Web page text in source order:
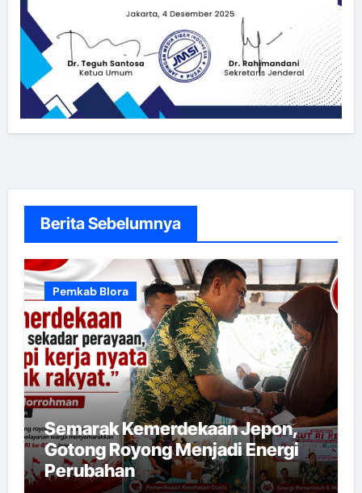
Berita Sebelumnya
Pemkab Blora
Semarak Kemerdekaan Jepon,
Gotong Royong Menjadi Energi
Perubahan